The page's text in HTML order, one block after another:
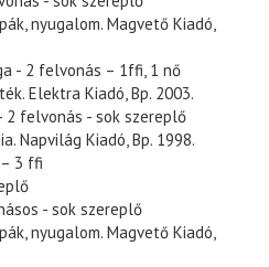
nyugalom. Magvető Kiadó,
- 2 felvonás – 1ffi, 1 nő
Elektra Kiadó, Bp. 2003.
2 felvonás - sok szereplő
Napvilág Kiadó, Bp. 1998.
3 ffi
- sok szereplő
nyugalom. Magvető Kiadó,